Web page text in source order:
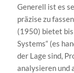
Generell ist es
präzise zu
(1950) bietet bis
Systems“ (es
der Lage sind,
analysieren und